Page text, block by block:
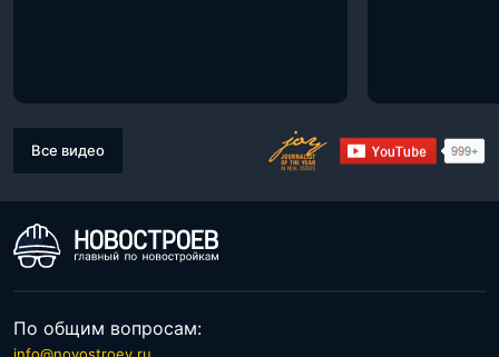
Все видео
По общим вопросам: